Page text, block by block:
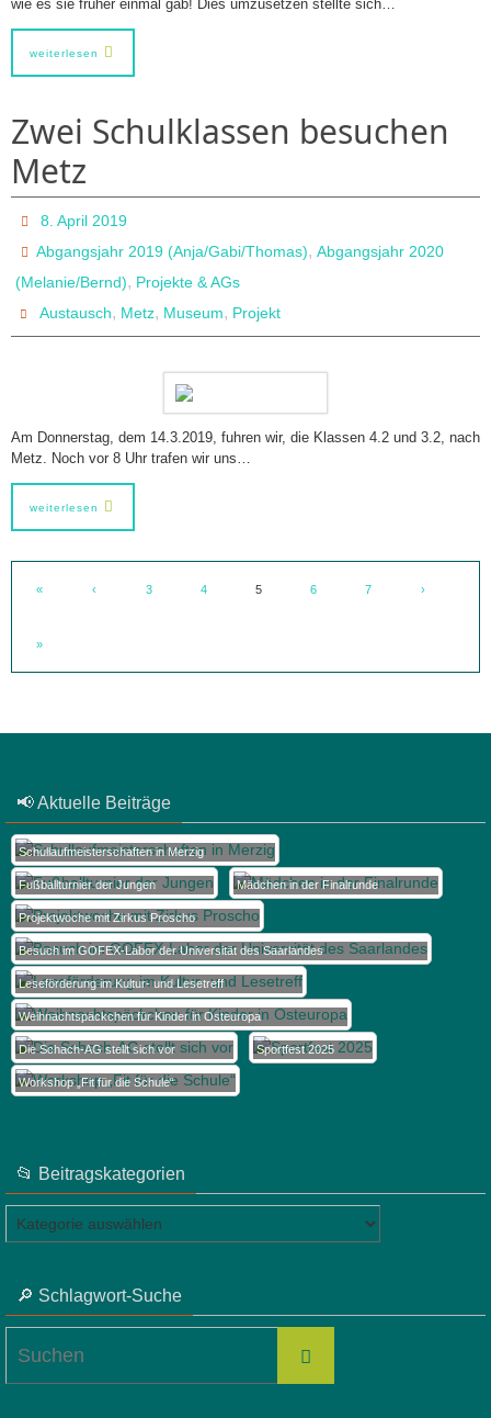
wie es sie früher einmal gab! Dies umzusetzen stellte sich…
weiterlesen
Zwei Schulklassen besuchen
Metz
8. April 2019
Abgangsjahr 2019 (Anja/Gabi/Thomas),Abgangsjahr 2020
(Melanie/Bernd), Projekte & AGs
Austausch, Metz, Museum, Projekt
Am Donnerstag, dem 14.3.2019, fuhren wir, die Klassen 4.2 und 3.2, nach
Metz. Noch vor 8 Uhr trafen wir uns…
weiterlesen
« ‹ 3 4 5 6 7 ›
»
📢 Aktuelle Beiträge
Schullaufmeisterschaften in Merzig
Fußballturnier der Jungen Mädchen in der Finalrunde
Projektwoche mit Zirkus Proscho
Besuch im GOFEX-Labor der Universität des Saarlandes
Leseförderung im Kultur- und Lesetreff
Weihnachtspäckchen für Kinder in Osteuropa
Die Schach-AG stellt sich vor Sportfest 2025
Workshop „Fit für die Schule“
📂 Beitragskategorien
📂
Beitragskategorien
🔎 Schlagwort-Suche
Suchen